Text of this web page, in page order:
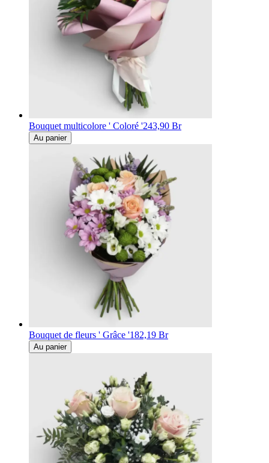
Bouquet multicolore ' Coloré '243,90 Br
Au panier
Bouquet de fleurs ' Grâce '182,19 Br
Au panier